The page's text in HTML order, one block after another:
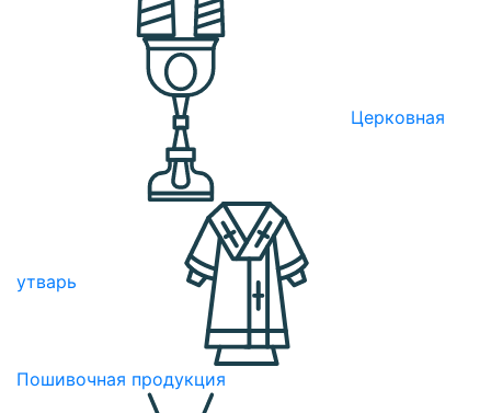
Церковная
утварь
Пошивочная продукция